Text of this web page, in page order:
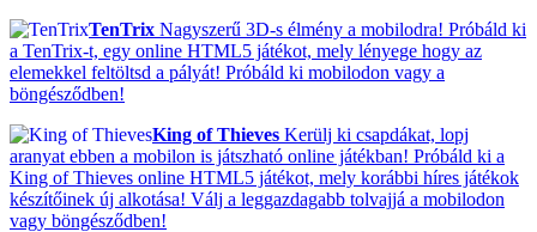
TenTrix Nagyszerű 3D-s élmény a mobilodra! Próbáld ki
a TenTrix-t, egy online HTML5 játékot, mely lényege hogy az
elemekkel feltöltsd a pályát! Próbáld ki mobilodon vagy a
böngésződben!
King of Thieves Kerülj ki csapdákat, lopj
aranyat ebben a mobilon is játszható online játékban! Próbáld ki a
King of Thieves online HTML5 játékot, mely korábbi híres játékok
készítőinek új alkotása! Válj a leggazdagabb tolvajjá a mobilodon
vagy böngésződben!